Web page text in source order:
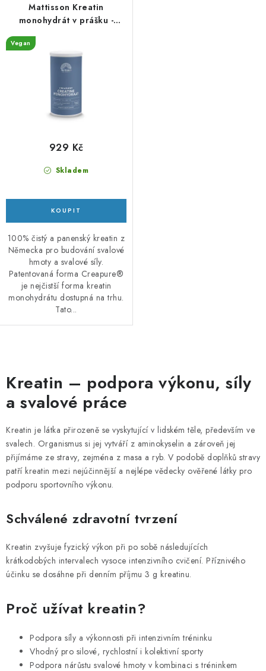
Mattisson Kreatin
monohydrát v prášku -
Vegan
Skladem
929 Kč
100% čistý a panenský kreatin z
Německa pro budování svalové
hmoty a svalové síly.
Patentovaná forma Creapure®
je nejčistší forma kreatin
monohydrátu dostupná na trhu.
Tato...
v
l
á
d
a
c
í
p
v
y
v
ý
i
Kreatin – podpora výkonu, síly
a svalové práce
Kreatin je látka přirozeně se vyskytující v lidském těle, především ve
svalech. Organismus si jej vytváří z aminokyselin a zároveň jej
přijímáme ze stravy, zejména z masa a ryb. V podobě doplňků stravy
patří kreatin mezi nejúčinnější a nejlépe vědecky ověřené látky pro
podporu sportovního výkonu.
Schválené zdravotní tvrzení
Kreatin zvyšuje fyzický výkon při po sobě následujících
krátkodobých intervalech vysoce intenzivního cvičení. Příznivého
účinku se dosáhne při denním příjmu 3 g kreatinu.
Proč užívat kreatin?
Podpora síly a výkonnosti při intenzivním tréninku
Vhodný pro silové, rychlostní i kolektivní sporty
Podpora nárůstu svalové hmoty v kombinaci s tréninkem